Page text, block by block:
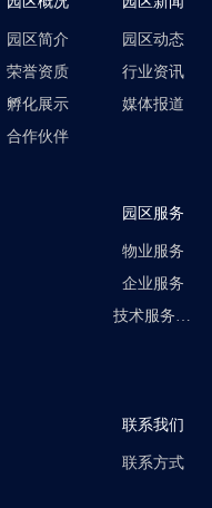
园区简介
荣誉资质
孵化展示
合作伙伴
园区动态
行业资讯
媒体报道
园区服务
物业服务
企业服务
技术服务平台
联系我们
联系方式